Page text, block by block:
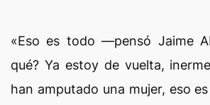
«Eso es todo —pensó Jaime
qué? Ya estoy de vuelta,
han amputado una mujer, eso